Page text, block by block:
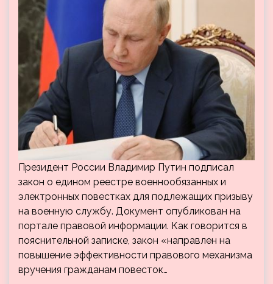
Президент России Владимир Путин подписал
закон о едином реестре военнообязанных и
электронных повестках для подлежащих призыву
на военную службу. Документ опубликован на
портале правовой информации. Как говорится в
пояснительной записке, закон «направлен на
повышение эффективности правового механизма
вручения гражданам повесток…